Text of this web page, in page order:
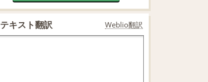
テキスト翻訳 Weblio翻訳